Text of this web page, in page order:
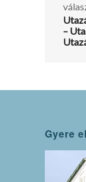
–
Gyere